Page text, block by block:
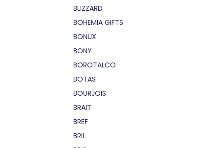
BLIZZARD
BOHEMIA GIFTS
BONUX
BONY
BOROTALCO
BOTAS
BOURJOIS
BRAIT
BREF
BRIL